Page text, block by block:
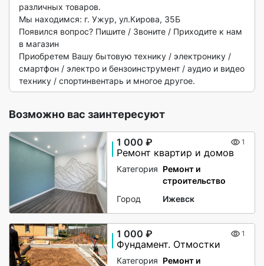
различных товаров.
Мы находимся: г. Ужур, ул.Кирова, 35Б
Появился вопрос? Пишите / Звоните / Приходите к нам
в магазин
Приобретем Вашу бытовую технику / электронику /
смартфон / электро и бензоинструмент / аудио и видео
технику / спортинвентарь и многое другое.
Возможно вас заинтересуют
1 000 ₽ 1
Ремонт квартир и домов
Категория Ремонт и
строительство
Город
Ижевск
1 000 ₽ 1
Фундамент. Отмостки
Категория Ремонт и